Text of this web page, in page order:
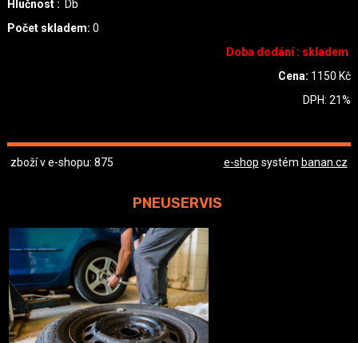
Hlučnost : Db
Počet skladem: 0
Doba dodání : skladem
Cena: 1150 Kč
DPH:21%
zboží v e-shopu: 875 e-shop systém banan.cz
PNEUSERVIS